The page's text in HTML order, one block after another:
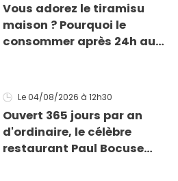
Vous adorez le tiramisu
maison ? Pourquoi le
consommer après 24h au
Le 04/08/2026 à 12h30
Ouvert 365 jours par an
d'ordinaire, le célèbre
restaurant Paul Bocuse